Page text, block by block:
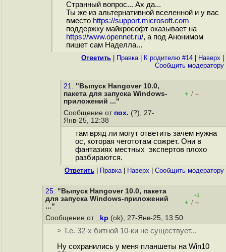
Странный вопрос... Ах да...
Ты же из альтернативной вселенной и у вас
вместо https://support.microsoft.com
поддержку майкрософт оказывает на
https://www.opennet.ru/, а под Анонимом
пишет сам Наделла...
Ответить Правка| К родителю #14 Наверх
Cообщить модератору
21. "Выпуск Hangover 10.0,
пакета для запуска Windows-
приложений ..."
+ / –
Сообщение от пох. (?), 27-
Янв-25, 12:38
там вряд ли могут ответить зачем нужна
ос, которая чегототам сожрет. Они в
фантазиях местных экспертов плохо
разбираются.
Ответить Правка| Наверх Cообщить модератору
25. "Выпуск Hangover 10.0, пакета
для запуска Windows-приложений
..."
+1
+ / –
Сообщение от _kp (ok), 27-Янв-25, 13:50
> Т.е. 32-х битной 10-ки не существует...
Ну сохранились у меня планшеты на Win10